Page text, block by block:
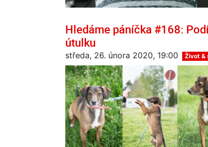
Hledáme páníčka #168:
útulku
středa, 26. února 2020, 19:00 Život &